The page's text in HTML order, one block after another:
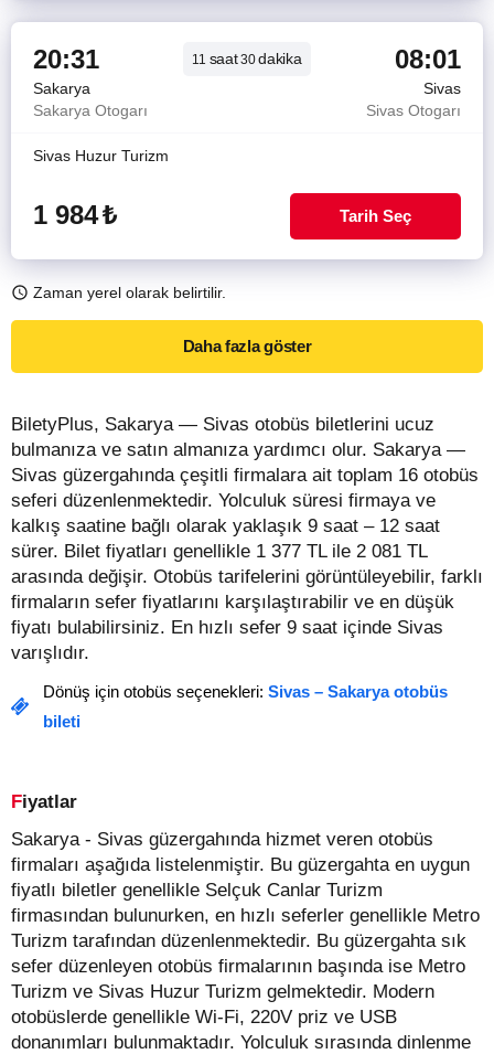
20:31 11 saat30dakika 08:01
Sakarya
Sivas
Sakarya Otogarı
Sivas Otogarı
Sivas Huzur Turizm
1 984₺ Tarih Seç
Zaman yerel olarak belirtilir.
Daha fazla göster
BiletyPlus, Sakarya — Sivas otobüs biletlerini ucuz
bulmanıza ve satın almanıza yardımcı olur. Sakarya —
Sivas güzergahında çeşitli firmalara ait toplam 16 otobüs
seferi düzenlenmektedir. Yolculuk süresi firmaya ve
kalkış saatine bağlı olarak yaklaşık 9 saat – 12 saat
sürer. Bilet fiyatları genellikle 1 377 TL ile 2 081 TL
arasında değişir. Otobüs tarifelerini görüntüleyebilir, farklı
firmaların sefer fiyatlarını karşılaştırabilir ve en düşük
fiyatı bulabilirsiniz. En hızlı sefer 9 saat içinde Sivas
varışlıdır.
Dönüş için otobüs seçenekleri: Sivas – Sakarya otobüs
bileti
Fiyatlar
Sakarya - Sivas güzergahında hizmet veren otobüs
firmaları aşağıda listelenmiştir. Bu güzergahta en uygun
fiyatlı biletler genellikle Selçuk Canlar Turizm
firmasından bulunurken, en hızlı seferler genellikle Metro
Turizm tarafından düzenlenmektedir. Bu güzergahta sık
sefer düzenleyen otobüs firmalarının başında ise Metro
Turizm ve Sivas Huzur Turizm gelmektedir. Modern
otobüslerde genellikle Wi-Fi, 220V priz ve USB
donanımları bulunmaktadır. Yolculuk sırasında dinlenme